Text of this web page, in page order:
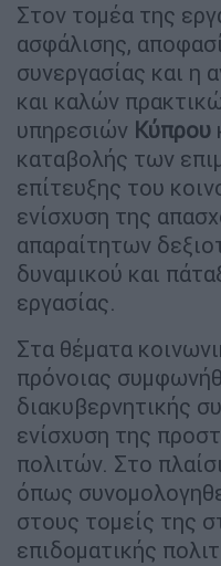
Στον τομέα της
ασφάλισης,
συνεργασίας και η
και καλών
υπηρεσιών Κύπρου
καταβολής των
επίτευξης του
ενίσχυση της
απαραίτητων
δυναμικού και
εργασίας.
Στα θέματα
πρόνοιας
διακυβερνητικής
ενίσχυση της
πολιτών. Στο
όπως
στους τομείς της
επιδοματικής